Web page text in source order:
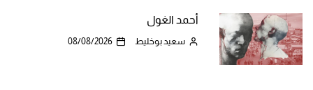
أحمد الغول
سعيد بوخليط 08/08/2026